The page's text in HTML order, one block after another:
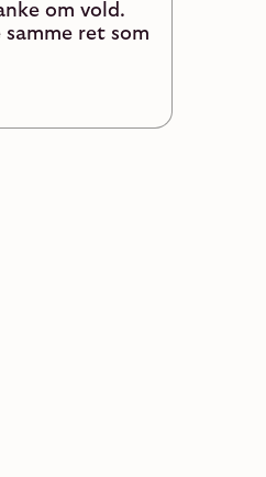
om vold.
samme ret som